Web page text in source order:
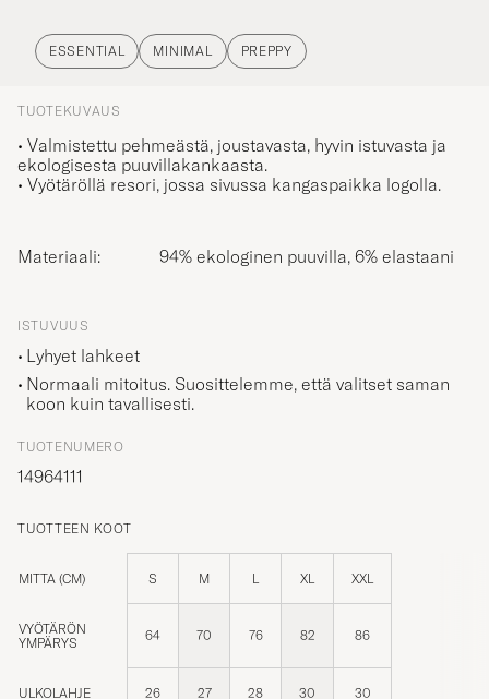
ESSENTIAL MINIMAL PREPPY
TUOTEKUVAUS
• Valmistettu pehmeästä, joustavasta, hyvin istuvasta ja
ekologisesta puuvillakankaasta.
• Vyötäröllä resori, jossa sivussa kangaspaikka logolla.
Materiaali: 94% ekologinen puuvilla, 6% elastaani
ISTUVUUS
Lyhyet lahkeet
Normaali mitoitus. Suosittelemme, että valitset saman
koon kuin tavallisesti.
TUOTENUMERO
14964111
TUOTTEEN KOOT
MITTA (CM) S M L XL XXL
VYÖTÄRÖN
YMPÄRYS
64 70 76 82 86
ULKOLAHJE 26 27 28 30 30